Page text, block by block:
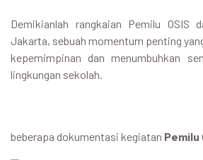
Demikianlah rangkaian Pemilu OSIS
Jakarta, sebuah momentum penting
kepemimpinan dan menumbuhkan
lingkungan sekolah.
beberapa dokumentasi kegiatan Pemilu